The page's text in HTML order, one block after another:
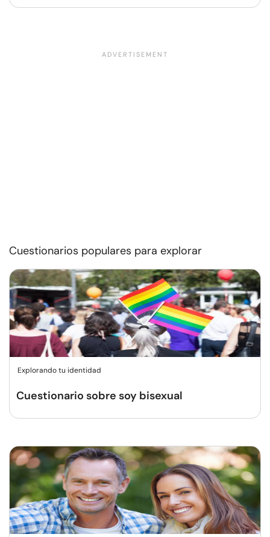
Cuestionarios populares para explorar
Explorando tu identidad
Cuestionario sobre soy bisexual